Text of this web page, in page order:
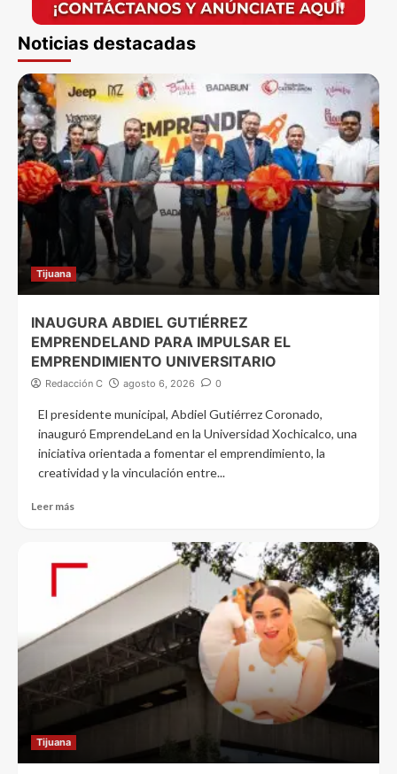
Noticias destacadas
Tijuana
INAUGURA ABDIEL GUTIÉRREZ
EMPRENDELAND PARA IMPULSAR EL
EMPRENDIMIENTO UNIVERSITARIO
Redacción C agosto 6, 2026 0
El presidente municipal, Abdiel Gutiérrez Coronado,
inauguró EmprendeLand en la Universidad Xochicalco, una
iniciativa orientada a fomentar el emprendimiento, la
creatividad y la vinculación entre...
Leer más
Tijuana